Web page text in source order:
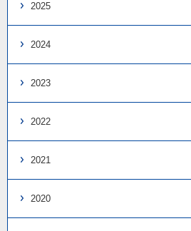
2025
2024
2023
2022
2021
2020